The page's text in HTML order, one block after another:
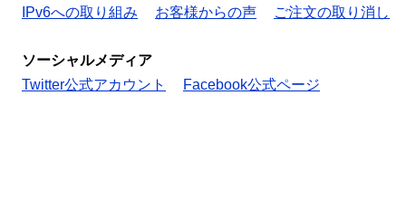
IPv6への取り組み
お客様からの声 ご注文の取り消し
ソーシャルメディア
Twitter公式アカウント
Facebook公式ページ